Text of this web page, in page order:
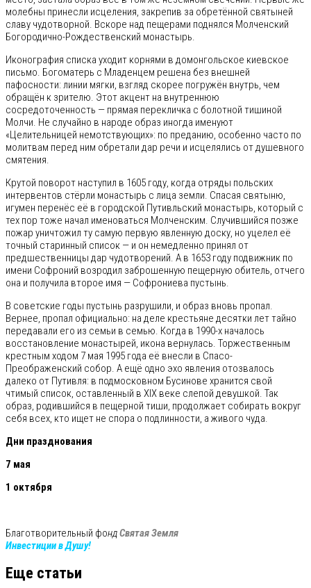
молебны принесли исцеления, закрепив за обретённой святыней
славу чудотворной. Вскоре над пещерами поднялся Молченский
Богородично-Рождественский монастырь.
Иконография списка уходит корнями в домонгольское киевское
письмо. Богоматерь с Младенцем решена без внешней
пафосности: линии мягки, взгляд скорее погружён внутрь, чем
обращён к зрителю. Этот акцент на внутреннюю
сосредоточенность — прямая перекличка с болотной тишиной
Молчи. Не случайно в народе образ иногда именуют
«Целительницей немотствующих»: по преданию, особенно часто по
молитвам перед ним обретали дар речи и исцелялись от душевного
смятения.
Крутой поворот наступил в 1605 году, когда отряды польских
интервентов стёрли монастырь с лица земли. Спасая святыню,
игумен перенёс её в городской Путивльский монастырь, который с
тех пор тоже начал именоваться Молченским. Случившийся позже
пожар уничтожил ту самую первую явленную доску, но уцелел её
точный старинный список — и он немедленно принял от
предшественницы дар чудотворений. А в 1653 году подвижник по
имени Софроний возродил заброшенную пещерную обитель, отчего
она и получила второе имя — Софрониева пустынь.
В советские годы пустынь разрушили, и образ вновь пропал.
Вернее, пропал официально: на деле крестьяне десятки лет тайно
передавали его из семьи в семью. Когда в 1990-х началось
восстановление монастырей, икона вернулась. Торжественным
крестным ходом 7 мая 1995 года её внесли в Спасо-
Преображенский собор. А ещё одно эхо явления отозвалось
далеко от Путивля: в подмосковном Бусинове хранится свой
чтимый список, оставленный в XIX веке слепой девушкой. Так
образ, родившийся в пещерной тиши, продолжает собирать вокруг
себя всех, кто ищет не спора о подлинности, а живого чуда.
Дни празднования
7 мая
1 октября
Благотворительный фондСвятая Земля
Инвестиции в Душу!
Еще статьи